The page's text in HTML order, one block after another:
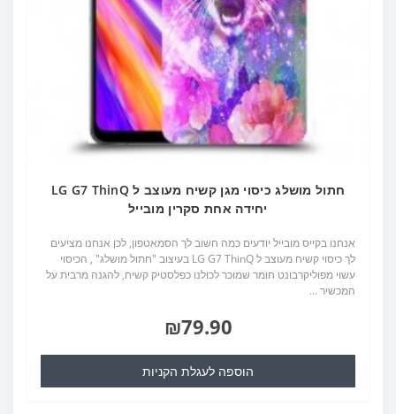
חתול מושלג כיסוי מגן קשיח מעוצב ל LG G7 ThinQ
יחידה אחת סקרין מובייל
אנחנו בקייס מובייל יודעים כמה חשוב לך הסמאטפון, לכן אנחנו מציעים
לך כיסוי קשיח מעוצב ל LG G7 ThinQ בעיצוב "חתול מושלג" , הכיסוי
עשוי מפוליקרבונט חומר שמוכר לכולנו כפלסטיק קשיח, להגנה מרבית על
המכשיר ...
₪79.90
הוספה לעגלת הקניות